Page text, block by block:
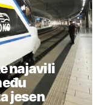
najavili
jesen